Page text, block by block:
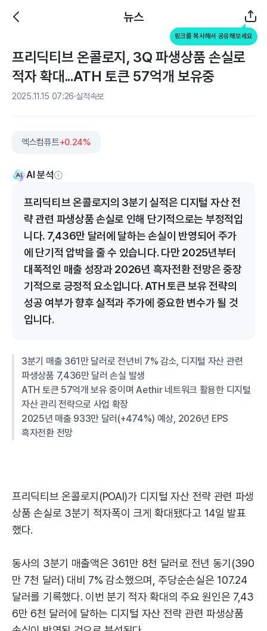
뉴스
링크를 복사해서 공유해보세요
프리딕티브 온콜로지, 3Q 파생상품 손실로
적자 확대...ATH 토큰 57억개 보유중
2025.11.15 07:26 실적속보
엑스컴퓨트+0.24%
AI 분석
프리딕티브 온콜로지의 3분기 실적은 디지털 자산 전
략 관련 파생상품 손실로 인해 단기적으로는 부정적입
니다. 7,436만 달러에 달하는 손실이 반영되어 주가
에 단기적 압박을 줄 수 있습니다. 다만 2025년부터
대폭적인 매출 성장과 2026년 흑자전환 전망은 중장
기적으로 긍정적 요소입니다. ATH 토큰 보유 전략의
성공 여부가 향후 실적과 주가에 중요한 변수가 될 것
입니다.
3분기 매출 361만 달러로 전년비 7% 감소, 디지털 자산 관련
파생상품 7,436만 달러 손실 발생
ATH 토큰 57억개 보유 중이며 Aethir 네트워크 활용한 디지털
자산 관리 전략으로 사업 확장
2025년 매출 933만 달러(+474%) 예상, 2026년 EPS
흑자전환 전망
프리딕티브 온콜로지(POAI)가 디지털 자산 전략 관련 파생
상품 손실로 3분기 적자폭이 크게 확대됐다고 14일 발표
했다.
동사의 3분기 매출액은 361만 8천 달러로 전년 동기(390
만 7천 달러) 대비 7% 감소했으며, 주당순손실은 107.24
달러를 기록했다. 이번 분기 적자 확대의 주요 원인은 7,43
6만 6천 달러에 달하는 디지털 자산 전략 관련 파생상품